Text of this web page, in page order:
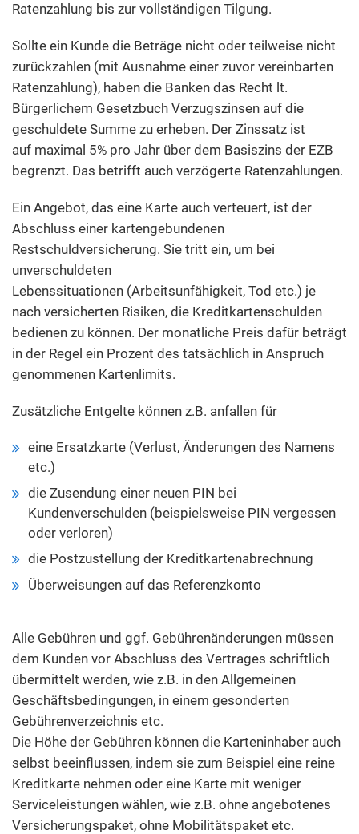
Ratenzahlung bis zur vollständigen Tilgung.
Sollte ein Kunde die Beträge nicht oder teilweise nicht
zurückzahlen (mit Ausnahme einer zuvor vereinbarten
Ratenzahlung), haben die Banken das Recht lt.
Bürgerlichem Gesetzbuch Verzugszinsen auf die
geschuldete Summe zu erheben. Der Zinssatz ist
auf maximal 5% pro Jahr über dem Basiszins der EZB
begrenzt. Das betrifft auch verzögerte Ratenzahlungen.
Ein Angebot, das eine Karte auch verteuert, ist der
Abschluss einer kartengebundenen
Restschuldversicherung. Sie tritt ein, um bei
unverschuldeten
Lebenssituationen (Arbeitsunfähigkeit, Tod etc.) je
nach versicherten Risiken, die Kreditkartenschulden
bedienen zu können. Der monatliche Preis dafür beträgt
in der Regel ein Prozent des tatsächlich in Anspruch
genommenen Kartenlimits.
Zusätzliche Entgelte können z.B. anfallen für
eine Ersatzkarte (Verlust, Änderungen des Namens
etc.)
die Zusendung einer neuen PIN bei
Kundenverschulden (beispielsweise PIN vergessen
oder verloren)
die Postzustellung der Kreditkartenabrechnung
Überweisungen auf das Referenzkonto
Alle Gebühren und ggf. Gebührenänderungen müssen
dem Kunden vor Abschluss des Vertrages schriftlich
übermittelt werden, wie z.B. in den Allgemeinen
Geschäftsbedingungen, in einem gesonderten
Gebührenverzeichnis etc.
Die Höhe der Gebühren können die Karteninhaber auch
selbst beeinflussen, indem sie zum Beispiel eine reine
Kreditkarte nehmen oder eine Karte mit weniger
Serviceleistungen wählen, wie z.B. ohne angebotenes
Versicherungspaket, ohne Mobilitätspaket etc.